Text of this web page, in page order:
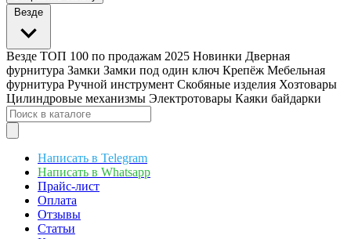
Везде
Везде ТОП 100 по продажам 2025 Новинки Дверная
фурнитура Замки Замки под один ключ Крепёж Мебельная
фурнитура Ручной инструмент Скобяные изделия Хозтовары
Цилиндровые механизмы Электротовары Каяки байдарки
Написать в Telegram
Написать в Whatsapp
Прайс-лист
Оплата
Отзывы
Статьи